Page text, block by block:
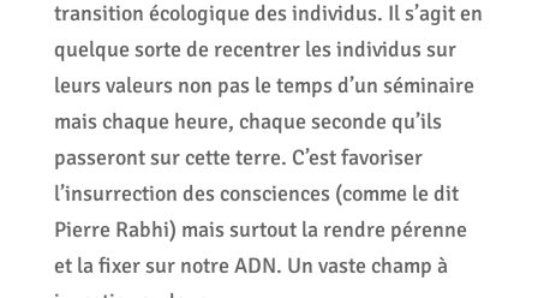
transition écologique des individus. Il s’agit en
quelque sorte de recentrer les individus sur
leurs valeurs non pas le temps d’un séminaire
mais chaque heure, chaque seconde qu’ils
passeront sur cette terre. C’est favoriser
l’insurrection des consciences (comme le dit
Pierre Rabhi) mais surtout la rendre pérenne
et la fixer sur notre ADN. Un vaste champ à